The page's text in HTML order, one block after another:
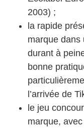
2003) ;
la rapide
marque dans
durant à
bonne
l’arrivée de
le jeu
marque,